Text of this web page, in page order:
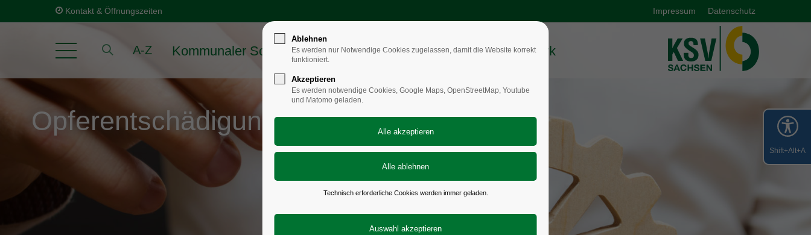
Kontakt & Öffnungszeiten Impressum Datenschutz
A-Z Kommunaler Sozialverband Sachsen– solidarisch sozial stark
Opferentschädigung
Ablehnen
Es werden nur Notwendige Cookies zugelassen, damit die Website korrekt
funktioniert.
Akzeptieren
Es werden notwendige Cookies, Google Maps, OpenStreetMap, Youtube
und Matomo geladen.
Technisch erforderliche Cookies werden immer geladen.
Shift+Alt+A